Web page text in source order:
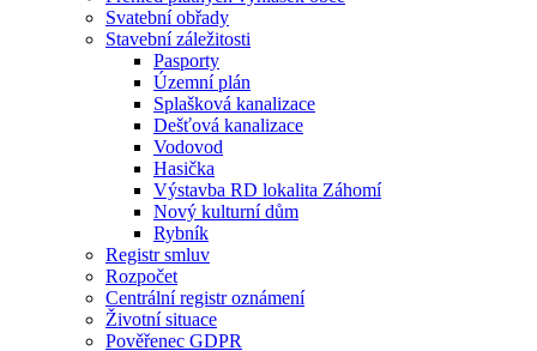
Svatební obřady
Stavební záležitosti
Pasporty
Územní plán
Splašková kanalizace
Dešťová kanalizace
Vodovod
Hasička
Výstavba RD lokalita Záhomí
Nový kulturní dům
Rybník
Registr smluv
Rozpočet
Centrální registr oznámení
Životní situace
Pověřenec GDPR